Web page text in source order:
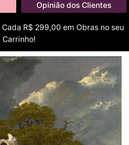
Opinião dos Clientes
R$ 299,00 em Obras no seu
Carrinho!